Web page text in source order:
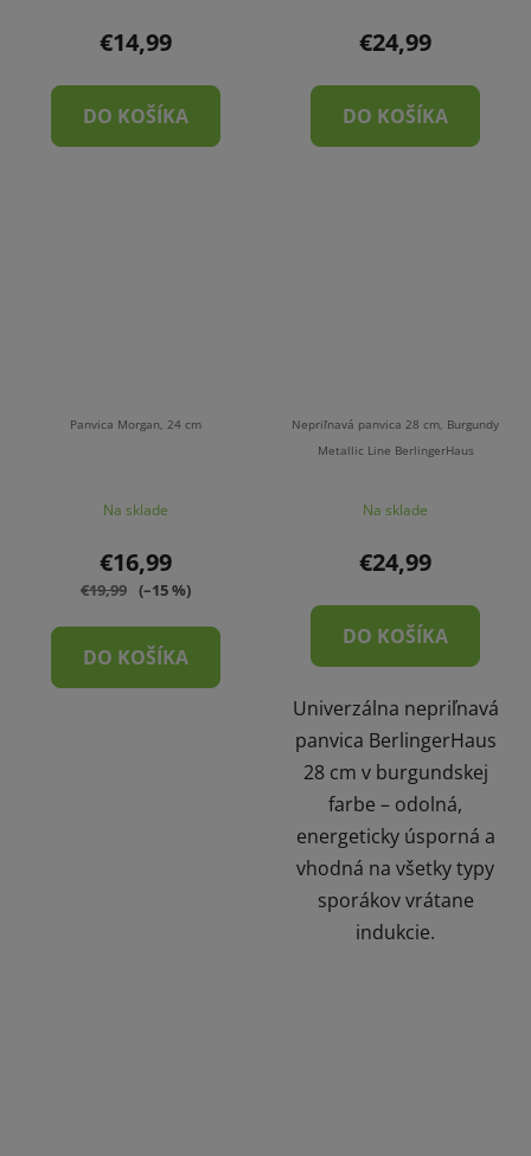
€14,99
DO KOŠÍKA
€24,99
DO KOŠÍKA
Panvica Morgan, 24 cm
Na sklade
€16,99
€19,99 (–15 %)
DO KOŠÍKA
Nepriľnavá panvica 28 cm, Burgundy
Metallic Line BerlingerHaus
Na sklade
€24,99
DO KOŠÍKA
Univerzálna nepriľnavá
panvica BerlingerHaus
28 cm v burgundskej
farbe – odolná,
energeticky úsporná a
vhodná na všetky typy
sporákov vrátane
indukcie.